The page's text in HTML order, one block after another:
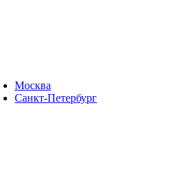
Москва
Санкт-Петербург